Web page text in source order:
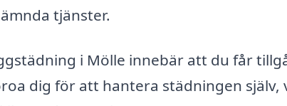
tjänster.
i Mölle innebär att du får
dig för att hantera städningen själv,